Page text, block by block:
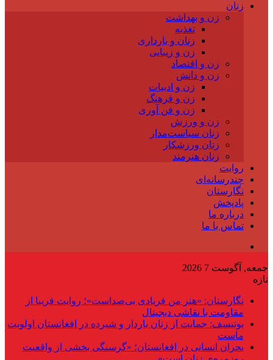
زنان
زن و بهداشت
تغذیه
زنان و بارداری
زن و زیبایی
زن و اقتصاد
زن و دانش
زن و ادبیات
زن و فرهنگ
زن و فن آوری
زن و ورزش
زنان سیاست‌مدار
زنان ورزشکار
زنان هنرمند
روایت
چندرسانه‌ای
نگارستان
پادپخش
درباره ما
تماس با ما
جمعه, آگوست 7 2026
تازه
نگارستان: «هنر من فریادی بی‌صداست»؛ روایت فریبا از
مقاومت با نقاشی دیجیتال
یونیسف: حمایت از زنان باردار و شیرده در افغانستان اولویت
ماست
بحران انسانی در افغانستان؛ «گرسنگی بخشی از واقعیت